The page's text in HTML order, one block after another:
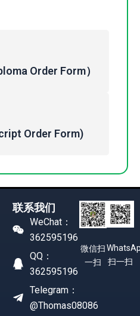
Order Form）
Order Form)
联系我们
WeChat：
362595196
QQ：
362595196
Telegram：
@Thomas08086
微信扫
一扫
扫一扫